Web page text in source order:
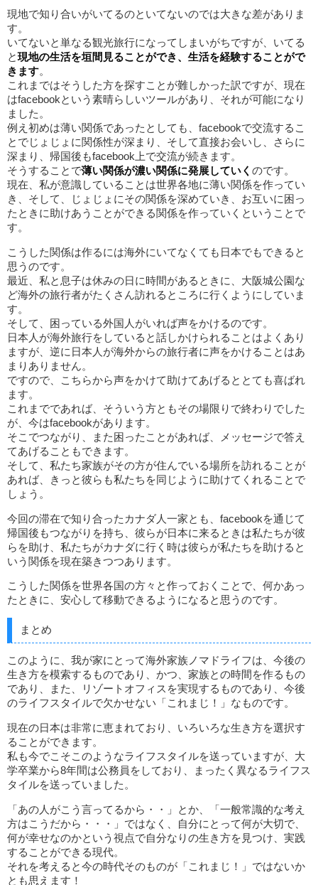
現地で知り合いがいてるのといてないのでは大きな差がありま
す。
いてないと単なる観光旅行になってしまいがちですが、いてる
と現地の生活を垣間見ることができ、生活を経験することがで
きます。
これまではそうした方を探すことが難しかった訳ですが、現在
はfacebookという素晴らしいツールがあり、それが可能になり
ました。
例え初めは薄い関係であったとしても、facebookで交流するこ
とでじょじょに関係性が深まり、そして直接お会いし、さらに
深まり、帰国後もfacebook上で交流が続きます。
そうすることで薄い関係が濃い関係に発展していく のです。
現在、私が意識していることは世界各地に薄い関係を作ってい
き、そして、じょじょにその関係を深めていき、お互いに困っ
たときに助けあうことができる関係を作っていくということで
す。
こうした関係は作るには海外にいてなくても日本でもできると
思うのです。
最近、私と息子は休みの日に時間があるときに、大阪城公園な
ど海外の旅行者がたくさん訪れるところに行くようにしていま
す。
そして、困っている外国人がいれば声をかけるのです。
日本人が海外旅行をしていると話しかけられることはよくあり
ますが、逆に日本人が海外からの旅行者に声をかけることはあ
まりありません。
ですので、こちらから声をかけて助けてあげるととても喜ばれ
ます。
これまでであれば、そういう方ともその場限りで終わりでした
が、今はfacebookがあります。
そこでつながり、また困ったことがあれば、メッセージで答え
てあげることもできます。
そして、私たち家族がその方が住んでいる場所を訪れることが
あれば、きっと彼らも私たちを同じように助けてくれることで
しょう。
今回の滞在で知り合ったカナダ人一家とも、facebookを通じて
帰国後もつながりを持ち、彼らが日本に来るときは私たちが彼
らを助け、私たちがカナダに行く時は彼らが私たちを助けると
いう関係を現在築きつつあります。
こうした関係を世界各国の方々と作っておくことで、何かあっ
たときに、安心して移動できるようになると思うのです。
まとめ
このように、我が家にとって海外家族ノマドライフは、今後の
生き方を模索するものであり、かつ、家族との時間を作るもの
であり、また、リゾートオフィスを実現するものであり、今後
のライフスタイルで欠かせない「これまじ！」なものです。
現在の日本は非常に恵まれており、いろいろな生き方を選択す
ることができます。
私も今でこそこのようなライフスタイルを送っていますが、大
学卒業から8年間は公務員をしており、まったく異なるライフス
タイルを送っていました。
「あの人がこう言ってるから・・」とか、「一般常識的な考え
方はこうだから・・・」ではなく、自分にとって何が大切で、
何が幸せなのかという視点で自分なりの生き方を見つけ、実践
することができる現代。
それを考えると今の時代そのものが「これまじ！」ではないか
とも思えます！